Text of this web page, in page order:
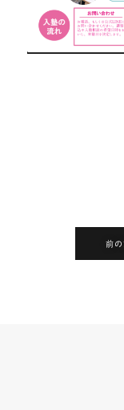
前